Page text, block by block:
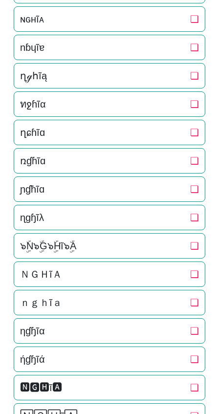
ɴԍнĩᴀ ❏
nɓɥĩɐ ❏
ղℊհĩą ❏
ทջɦĩα ❏
ղɕɦĩɑ ❏
ռɠɦĩɑ ❏
ɲɠħĩɑ ❏
ɳɡɧĩλ ❏
๖ۣۜN๖ۣۜG๖ۣۜHĩ๖ۣۜA ❏
ＮＧＨĩＡ ❏
ｎｇｈĩａ ❏
ηɠɧĩα ❏
ήɠɧĩά ❏
🅽🅶🅷ĩ🅰 ❏